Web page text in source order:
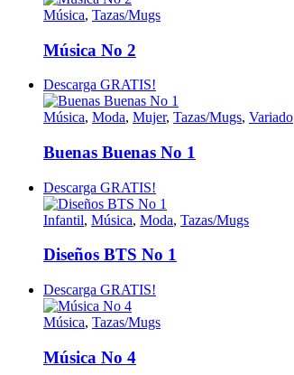
Música, Tazas/Mugs
Música No 2
Descarga GRATIS!
Música, Moda, Mujer, Tazas/Mugs, Variado
Buenas Buenas No 1
Descarga GRATIS!
Infantil, Música, Moda, Tazas/Mugs
Diseños BTS No 1
Descarga GRATIS!
Música, Tazas/Mugs
Música No 4